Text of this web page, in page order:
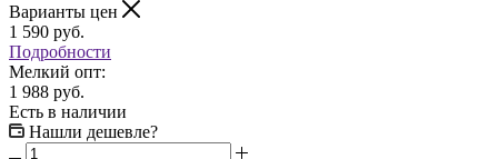
Варианты цен
1 590 руб.
Подробности
Мелкий опт:
1 988 руб.
Есть в наличии
Нашли дешевле?